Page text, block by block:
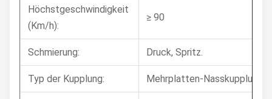
Höchstgeschwindigkeit
(Km/h):
≥ 90
Schmierung: Druck, Spritz.
Typ der Kupplung: Mehrplatten-Nasskupplung